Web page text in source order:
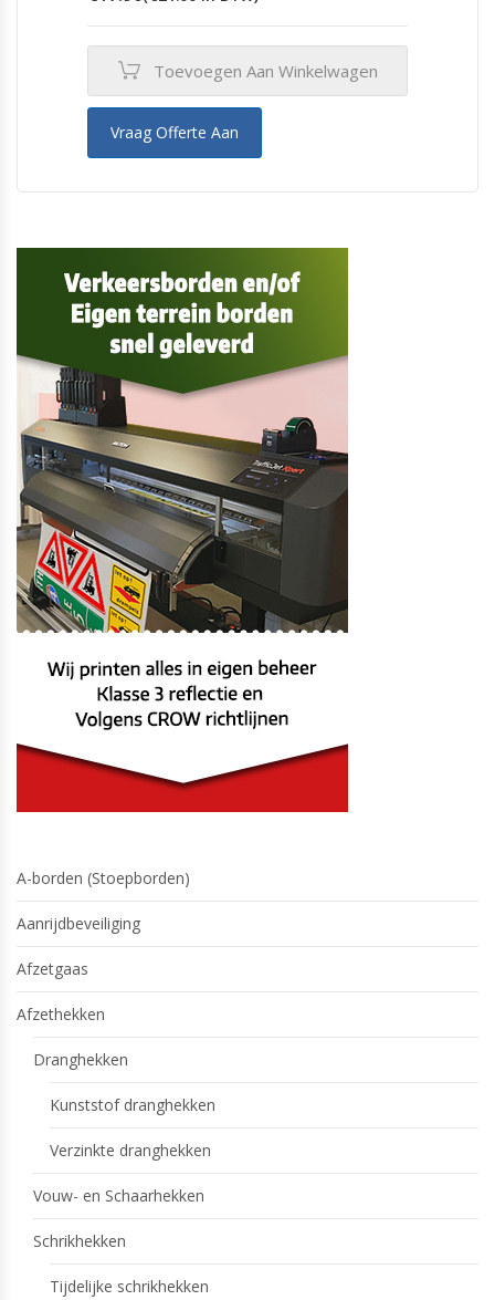
Toevoegen Aan Winkelwagen
Vraag Offerte Aan
A-borden (Stoepborden)
Aanrijdbeveiliging
Afzetgaas
Afzethekken
Dranghekken
Kunststof dranghekken
Verzinkte dranghekken
Vouw- en Schaarhekken
Schrikhekken
Tijdelijke schrikhekken